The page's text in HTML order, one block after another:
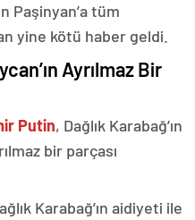
Paşinyan’a tüm
yine kötü haber geldi.
Ayrılmaz Bir
Putin, Dağlık Karabağ’ın
bir parçası
Karabağ’ın aidiyeti ile